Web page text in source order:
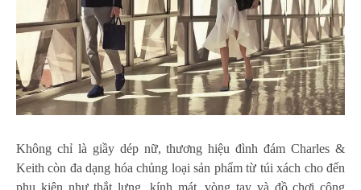
Không chỉ là giầy dép nữ, thương hiệu đình đám Charles &
Keith còn đa dạng hóa chủng loại sản phẩm từ túi xách cho đến
phụ kiện như thắt lưng, kính mát, vòng tay và đồ chơi công